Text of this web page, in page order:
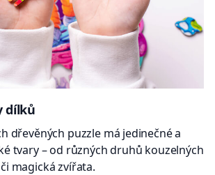
dílků
dřevěných puzzle má jedinečné a
tvary – od různých druhů kouzelných
magická zvířata.